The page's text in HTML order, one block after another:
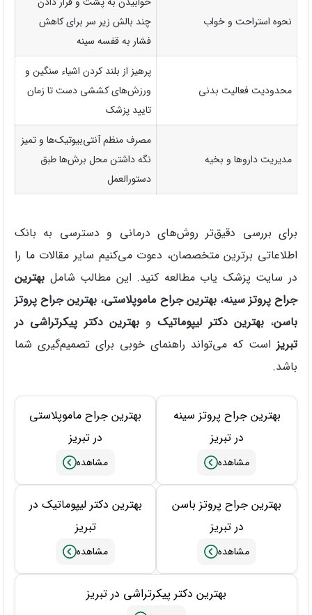
نحوه استراحت و خواب
چند بالش زیر سر برای کاهش
فشار به قفسه سینه
محدودیت فعالیت بدنی
پرهیز از بلند کردن اشیاء سنگین و
ورزش‌های کششی دست تا زمان
تایید پزشک
مدیریت داروها و بخیه
مصرف منظم آنتی‌بیوتیک‌ها و تمیز
نگه داشتن محل برش‌ها طبق
دستورالعمل
برای بررسی دقیق‌تر روش‌های درمانی و دسترسی به بانک
اطلاعاتی برترین متخصصان، دعوت می‌کنیم سایر مقالات ما را
در سایت پزشک یاب مطالعه کنید. این مطالب شامل بهترین
جراح پروتز سینه،بهترین جراح ماموپلاستی، بهترین جراح پروتز
باسن،بهترین دکتر لیپوماتیکوبهترین دکتر پیکرتراشی در
تبریز است که می‌تواند راهنمای خوبی برای تصمیم‌گیری شما
باشد.
بهترین جراح پروتز سینه
در تبریز
بهترین جراح ماموپلاستی
در تبریز
بهترین جراح پروتز باسن
در تبریز
بهترین دکتر لیپوماتیک در
تبریز
بهترین دکتر پیکرتراشی در تبریز